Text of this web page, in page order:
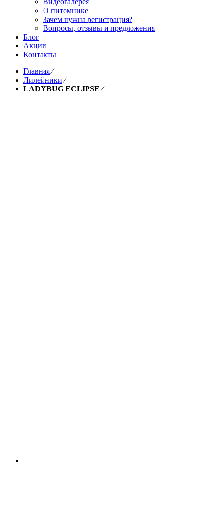
Видеогалерея
О питомнике
Зачем нужна регистрация?
Вопросы, отзывы и предложения
Блог
Акции
Контакты
Главная⁄
Лилейники⁄
LADYBUG ECLIPSE⁄